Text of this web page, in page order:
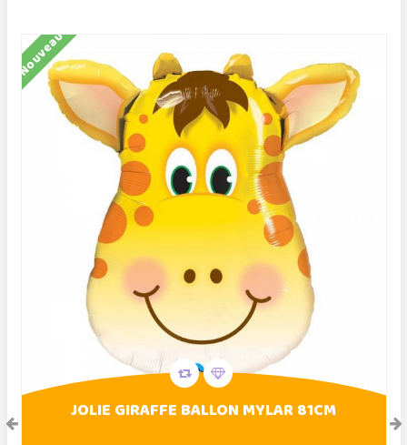
Nouveau
JOLIE GIRAFFE BALLON MYLAR 81CM